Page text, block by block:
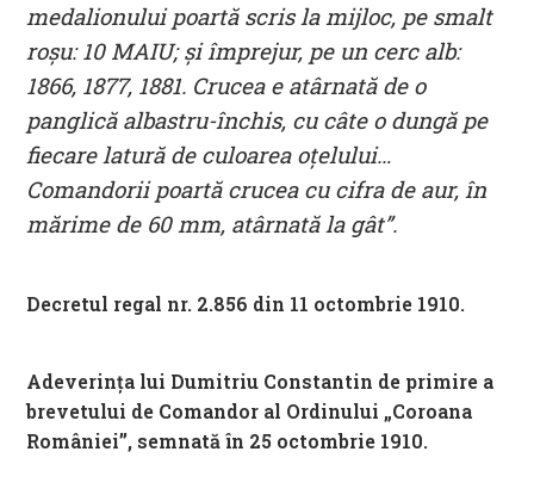
medalionului poartă scris la mijloc, pe smalt
roșu: 10 MAIU; și împrejur, pe un cerc alb:
1866, 1877, 1881. Crucea e atârnată de o
panglică albastru-închis, cu câte o dungă pe
fiecare latură de culoarea oțelului…
Comandorii poartă crucea cu cifra de aur, în
mărime de 60 mm, atârnată la gât”.
Decretul regal nr. 2.856 din 11 octombrie 1910.
Adeverința lui Dumitriu Constantin de primire a
brevetului de Comandor al Ordinului „Coroana
României”, semnată în 25 octombrie 1910.